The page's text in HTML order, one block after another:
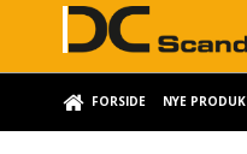
FORSIDE NYE